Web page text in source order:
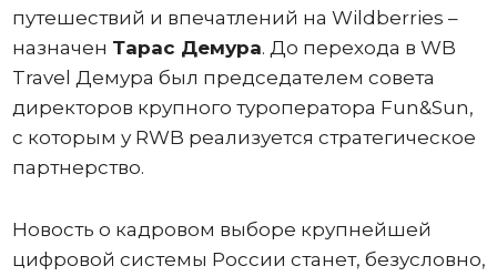
путешествий и впечатлений на Wildberries –
назначен Тарас Демура. До перехода в WB
Travel Демура был председателем совета
директоров крупного туроператора Fun&Sun,
с которым у RWB реализуется стратегическое
партнерство.
Новость о кадровом выборе крупнейшей
цифровой системы России станет, безусловно,